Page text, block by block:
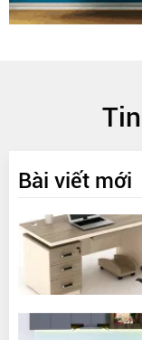
Bài viết mới